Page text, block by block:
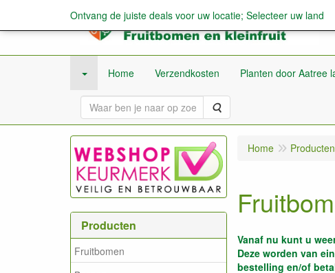
Home Verzendkosten Planten door Aatree
Zoeken
Producten
Fruitbomen
Home Producten
Vanaf nu kunt u
Deze worden van
bestelling en/of
Ontvang de juiste deals voor uw locatie; Selecteer uw land